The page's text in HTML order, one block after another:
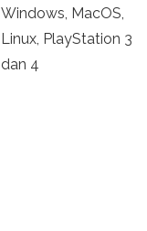
Windows, MacOS,
Linux, PlayStation 3
dan 4